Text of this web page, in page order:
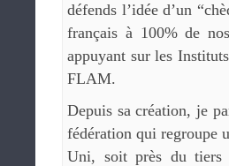
défends l’idée d’un
français à 100% de
appuyant sur les
FLAM.
Depuis sa création, je
fédération qui regroupe
Uni, soit près du tiers